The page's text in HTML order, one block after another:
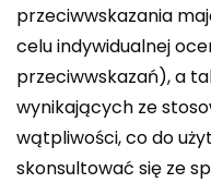
przeciwwskazania
celu indywidualnej
przeciwwskazań), a
wynikających ze
wątpliwości, co do
skonsultować się ze